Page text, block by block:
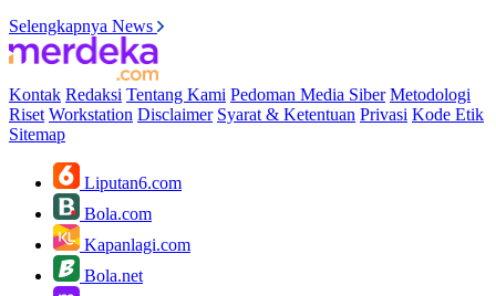
Selengkapnya News
Kontak Redaksi Tentang Kami Pedoman Media Siber Metodologi
Riset Workstation Disclaimer Syarat & Ketentuan Privasi Kode Etik
Sitemap
Liputan6.com
Bola.com
Kapanlagi.com
Bola.net